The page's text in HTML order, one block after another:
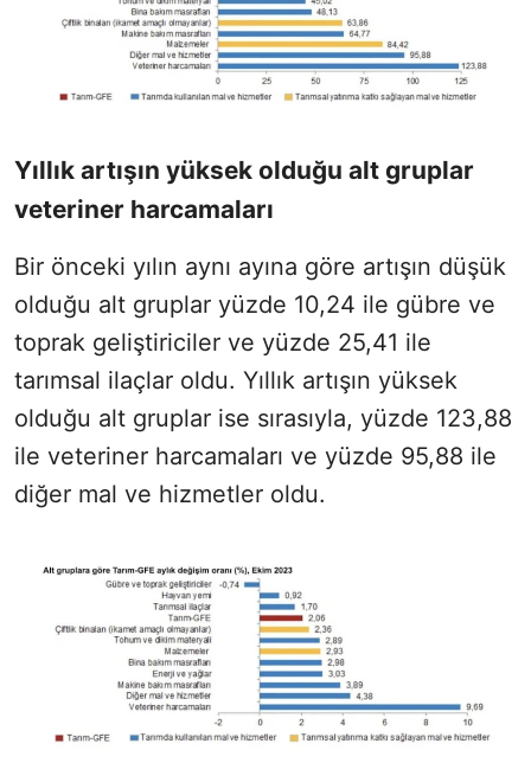
Yıllık artışın yüksek olduğu alt gruplar
veteriner harcamaları
Bir önceki yılın aynı ayına göre artışın düşük
olduğu alt gruplar yüzde 10,24 ile gübre ve
toprak geliştiriciler ve yüzde 25,41 ile
tarımsal ilaçlar oldu. Yıllık artışın yüksek
olduğu alt gruplar ise sırasıyla, yüzde 123,88
ile veteriner harcamaları ve yüzde 95,88 ile
diğer mal ve hizmetler oldu.